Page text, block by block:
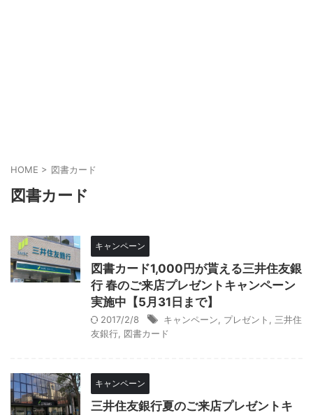
HOME > 図書カード
図書カード
キャンペーン
図書カード1,000円が貰える三井住友銀
行 春のご来店プレゼントキャンペーン
実施中【5月31日まで】
2017/2/8 キャンペーン プレゼント
三井住
友銀行 図書カード
キャンペーン
三井住友銀行夏のご来店プレゼントキ